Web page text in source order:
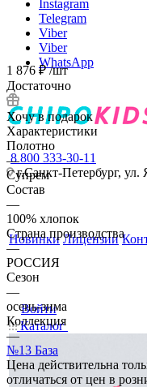
Instagram
Telegram
Viber
Viber
WhatsApp
8 800 333-30-11
г.Санкт-Петербург,
Новинки Лицензии
Войти
Каталог
1 876 ₽ /шт
Достаточно
Хочу в подарок
Характеристики
Полотно
—
Супрем
Состав
—
100% хлопок
Страна производства
—
РОССИЯ
Сезон
—
осень-зима
Коллекция
—
№13 База
Цена действительна
отличаться от цен в